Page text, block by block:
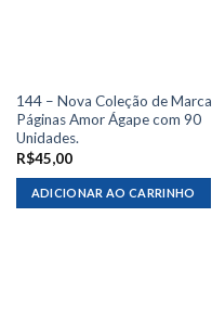
144 – Nova Coleção de Marca
Páginas Amor Ágape com 90
Unidades.
R$45,00
ADICIONAR AO CARRINHO